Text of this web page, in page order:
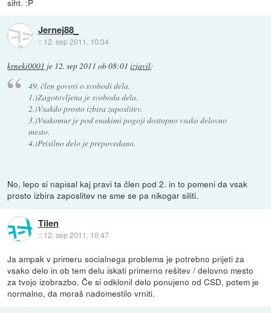
Jernej88_
:: 12. sep 2011, 10:34
krneki0001 je 12. sep 2011 ob 08:01 izjavil:
49. člen govori o svobodi dela.
1.)Zagotovljena je svoboda dela.
2.)Vsakdo prosto izbira zaposlitev.
3.)Vsakomur je pod enakimi pogoji dostopno vsako delovno
mesto.
4.)Prisilno delo je prepovedano.
No, lepo si napisal kaj pravi ta člen pod 2. in to pomeni da vsak
prosto izbira zaposlitev ne sme se pa nikogar siliti.
Tilen
:: 12. sep 2011, 10:47
Ja ampak v primeru socialnega problema je potrebno prijeti za
vsako delo in ob tem delu iskati primerno rešitev / delovno mesto
za tvojo izobrazbo. Če si odklonil delo ponujeno od CSD, potem je
normalno, da moraš nadomestilo vrniti.